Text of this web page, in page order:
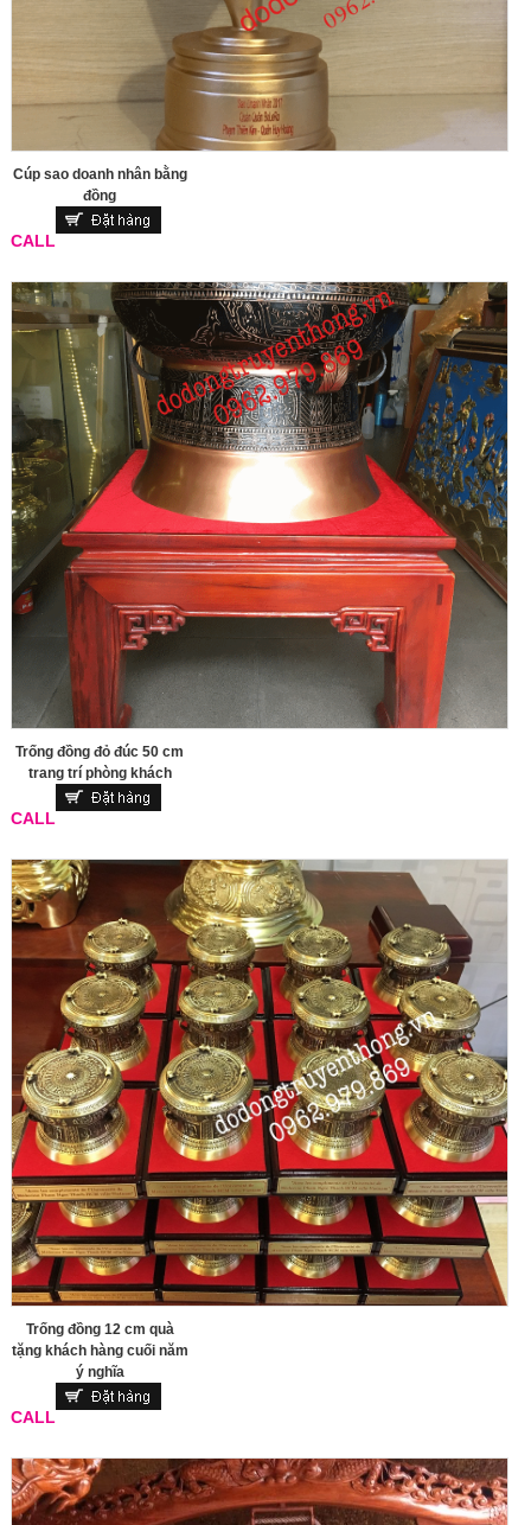
Cúp sao doanh nhân bằng
đồng
CALL
Trống đồng đỏ đúc 50 cm
trang trí phòng khách
CALL
Trống đồng 12 cm quà
tặng khách hàng cuối năm
ý nghĩa
CALL